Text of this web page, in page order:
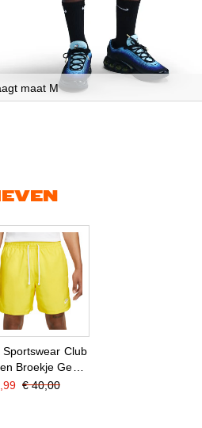
maat M
Sportswear Club
Broekje Geel
€ 40,00